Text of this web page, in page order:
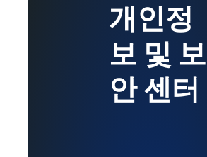
개인정
보 및 보
안 센터